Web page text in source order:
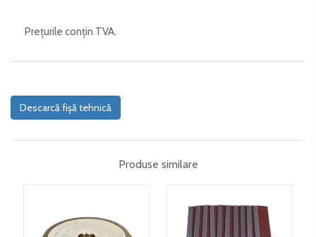
Prețurile conțin TVA.
Descarcă fișă tehnică
Produse similare